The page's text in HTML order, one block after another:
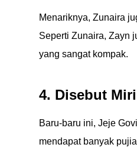
Menariknya, Zunaira
Seperti Zunaira, Zayn
yang sangat kompak.
4. Disebut
Baru-baru ini, Jeje
mendapat banyak